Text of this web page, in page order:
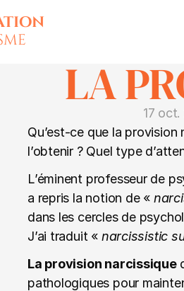
LA
17
Qu’est-ce que la
l’obtenir ? Quel type
L’éminent professeur de
a repris la notion de «
dans les cercles de
J’ai traduit « narcissistic
La provision narcissique
pathologiques pour